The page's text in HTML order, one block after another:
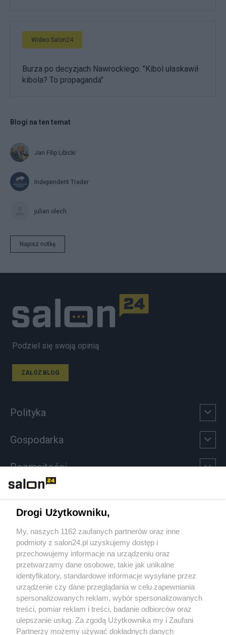
Wideo Salon24
Burza po decyzjach Nawrockiego. "Kibol ułaskawił
kibola? To propaganda"
Blogi na ten temat
Jan Filip Libicki
Independent Trader
julian olech
Napisz notkę
Podziel się swoją opinią
ZAŁÓŻ BLOG
Polityka
Gospodarka
Rozmaitości
Sport
Społeczeństwo
Kultura
X Facebook Instagram Youtube
Drogi Użytkowniku,
My, naszych 1162 zaufanych partnerów oraz inne
podmioty z salon24.pl uzyskujemy dostęp i
przechowujemy informacje na urządzeniu oraz
przetwarzamy dane osobowe, takie jak unikalne
identyfikatory, standardowe informacje wysyłane przez
urządzenie czy dane przeglądania w celu zapewniania
spersonalizowanych reklam, wybór spersonalizowanych
treści, pomiar reklam i treści, badanie odbiorców oraz
ulepszanie usług. Za zgodą Użytkownika my i Zaufani
Partnerzy możemy używać dokładnych danych